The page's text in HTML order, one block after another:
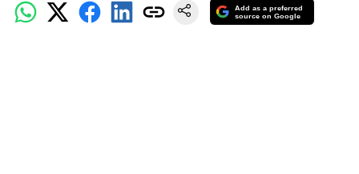
Add as a preferred
source on Google